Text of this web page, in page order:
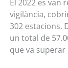
El 2022 es van
vigilància,
302 estacions.
un total de
que va superar